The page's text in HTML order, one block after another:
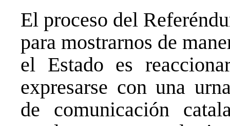
El proceso del
para mostrarnos de
el Estado es
expresarse con una
de comunicación